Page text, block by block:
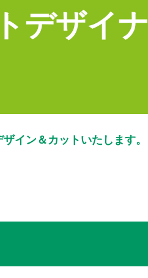
デザイナ
イン＆カットいたします。